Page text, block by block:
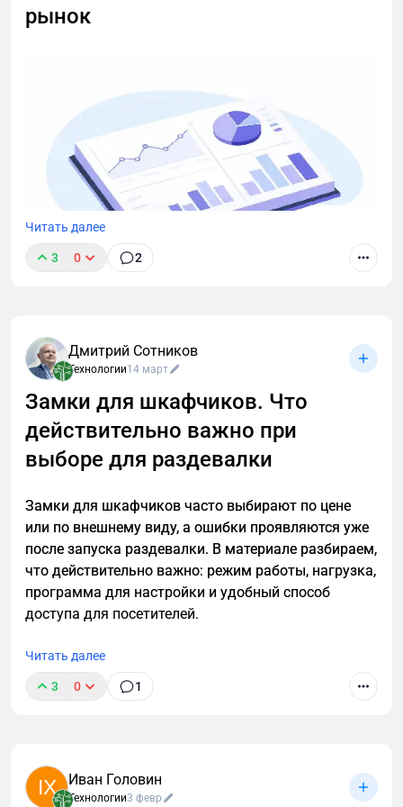
В 2025 году половина сайтов всё ещё
законодательству. Настоящий тренд — честность:
сервисы, которые прямо пишут: «Вы получите
местоположение, только если человек сам
разрешит». SmsPoisk — один из немногих, кто не
Как избежать ловушек
Если сервис не объясняет, **как** он получает
геолокацию — бегите. Настоящий инструмент (как
«тайных баз». Просто ссылка → клик → согласие
→ координаты.
Технологии согласия
ИИ и большие данные отошли на второй план.
Главное — UX-дизайн согласия. В 2025 году
эффективные сервисы не обходят законы, а
легально отследить по номеру телефона ребёнка,
партнёра или курьера — без скандалов и
прокуратуры.
Что ищут пользователи в 2025 году
Популярные запросы:
найти человека по номеру
найти человека по номеру телефона
геолокация по номеру телефона
- Комбинируйте с легальными методами улучшения
рынок
Читать далее
3 0 2
Дмитрий Сотников
Технологии14 март
Замки для шкафчиков. Что
действительно важно при
выборе для раздевалки
Замки для шкафчиков часто выбирают по цене
или по внешнему виду, а ошибки проявляются уже
после запуска раздевалки. В материале разбираем,
что действительно важно: режим работы, нагрузка,
программа для настройки и удобный способ
доступа для посетителей.
Читать далее
3 0 1
IX Иван Головин
Технологии3 февр